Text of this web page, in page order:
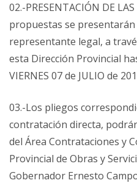
02.-PRESENTACIÓN DE
propuestas se
representante legal, a
esta Dirección Provincial
VIERNES 07 de JULIO de
03.-Los pliegos
contratación directa,
del Área Contrataciones y
Provincial de Obras y
Gobernador Ernesto